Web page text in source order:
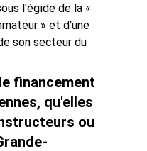
l'égide de la «
» et d'une
son secteur du
financement
qu'elles
ou